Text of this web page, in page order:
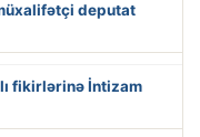
deputat
fikirlərinə İntizam